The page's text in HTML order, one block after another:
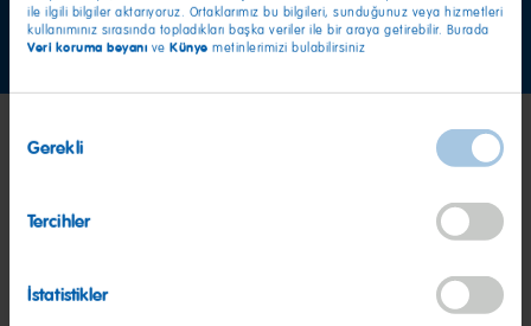
ile ilgili bilgiler aktarıyoruz. Ortaklarımız bu bilgileri, sunduğunuz veya hizmetleri
kullanımınız sırasında topladıkları başka veriler ile bir araya getirebilir. Burada
Veri koruma beyanı ve Künye metinlerimizi bulabilirsiniz
Seçimi
Gerekli
Tercihler
İstatistikler
Şimdi iletişime geçin